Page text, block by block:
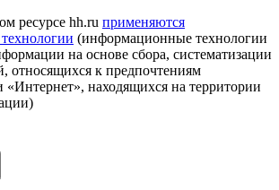
ресурсе hh.ru применяются
(информационные технологии
на основе сбора, систематизации
относящихся к предпочтениям
«Интернет», находящихся на территории